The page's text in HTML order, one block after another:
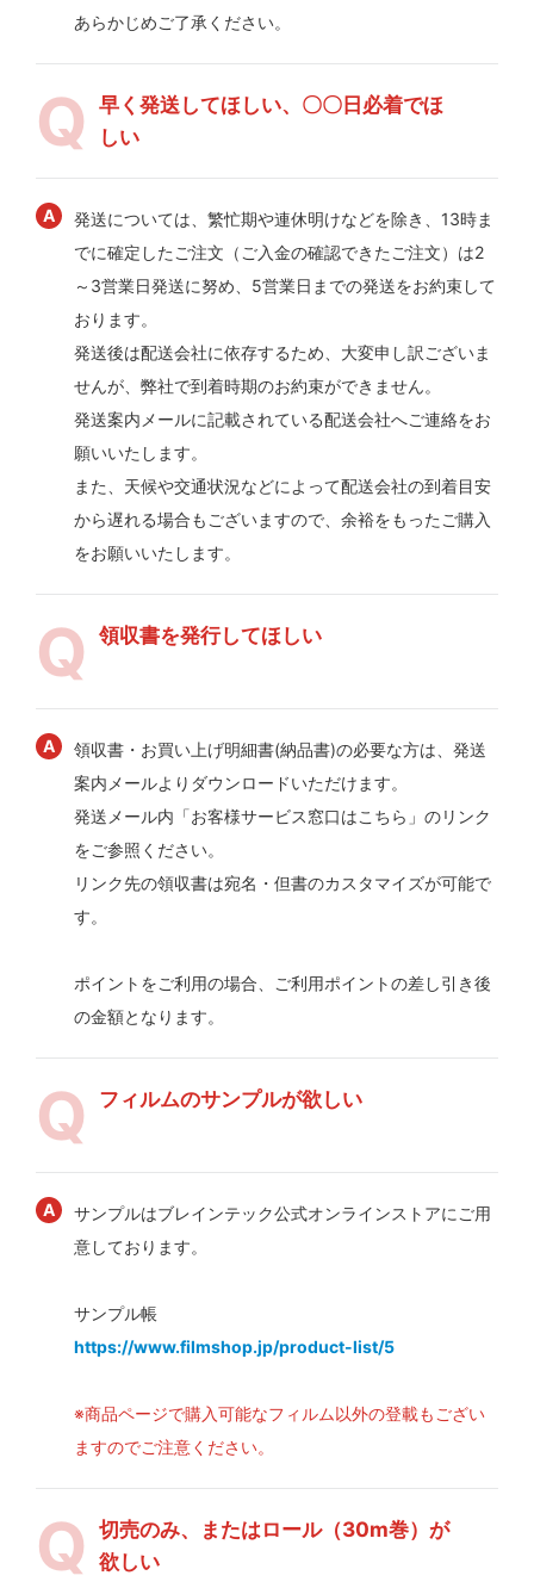
あらかじめご了承ください。
早く発送してほしい、〇〇日必着でほ
しい
発送については、繁忙期や連休明けなどを除き、13時ま
でに確定したご注文（ご入金の確認できたご注文）は2
～3営業日発送に努め、5営業日までの発送をお約束して
おります。
発送後は配送会社に依存するため、大変申し訳ございま
せんが、弊社で到着時期のお約束ができません。
発送案内メールに記載されている配送会社へご連絡をお
願いいたします。
また、天候や交通状況などによって配送会社の到着目安
から遅れる場合もございますので、余裕をもったご購入
をお願いいたします。
領収書を発行してほしい
領収書・お買い上げ明細書(納品書)の必要な方は、発送
案内メールよりダウンロードいただけます。
発送メール内「お客様サービス窓口はこちら」のリンク
をご参照ください。
リンク先の領収書は宛名・但書のカスタマイズが可能で
す。
ポイントをご利用の場合、ご利用ポイントの差し引き後
の金額となります。
フィルムのサンプルが欲しい
サンプルはブレインテック公式オンラインストアにご用
意しております。
サンプル帳
https://www.filmshop.jp/product-list/5
※商品ページで購入可能なフィルム以外の登載もござい
ますのでご注意ください。
切売のみ、またはロール（30m巻）が
欲しい